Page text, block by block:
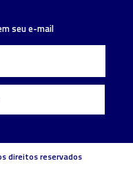
seu e-mail
direitos reservados